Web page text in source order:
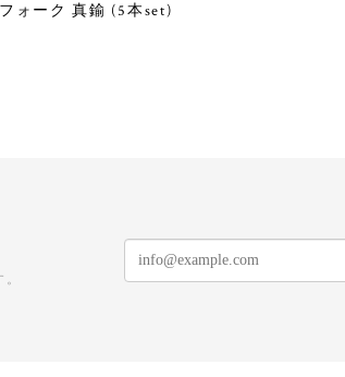
ォーク 真鍮 (5本set)